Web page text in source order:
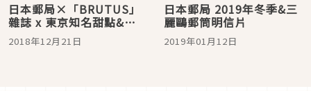
日本郵局×「BRUTUS」
雜誌 x 東京知名甜點&伴
手禮 甜蜜蜜的甜點郵票怎
能不收藏？！
2018年12月21日
日本郵局 2019年冬季&三
麗鷗郵筒明信片
2019年01月12日